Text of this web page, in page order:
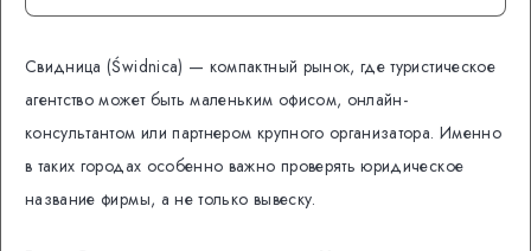
Свидница (Świdnica) — компактный рынок, где туристическое
агентство может быть маленьким офисом, онлайн-
консультантом или партнером крупного организатора. Именно
в таких городах особенно важно проверять юридическое
название фирмы, а не только вывеску.